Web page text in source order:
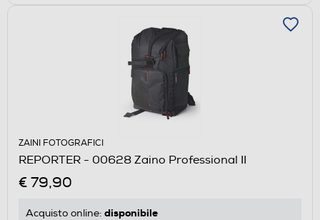
ZAINI FOTOGRAFICI
REPORTER - 00628 Zaino Professional II
€ 79,90
Acquisto online: disponibile